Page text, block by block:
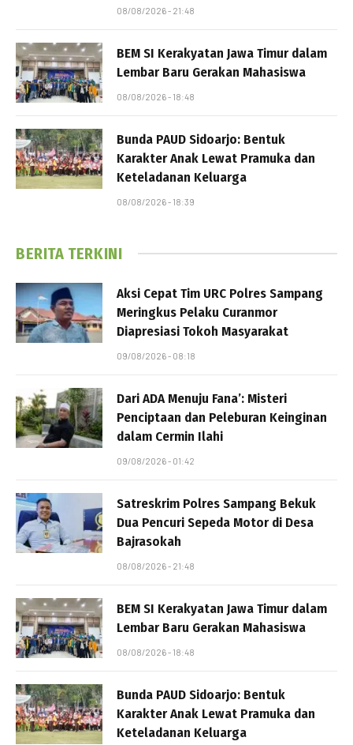
08/08/2026 - 21:48
BEM SI Kerakyatan Jawa Timur dalam
Lembar Baru Gerakan Mahasiswa
08/08/2026 - 18:48
Bunda PAUD Sidoarjo: Bentuk
Karakter Anak Lewat Pramuka dan
Keteladanan Keluarga
08/08/2026 - 18:39
BERITA TERKINI
Aksi Cepat Tim URC Polres Sampang
Meringkus Pelaku Curanmor
Diapresiasi Tokoh Masyarakat
09/08/2026 - 08:18
Dari ADA Menuju Fana’: Misteri
Penciptaan dan Peleburan Keinginan
dalam Cermin Ilahi
09/08/2026 - 01:42
Satreskrim Polres Sampang Bekuk
Dua Pencuri Sepeda Motor di Desa
Bajrasokah
08/08/2026 - 21:48
BEM SI Kerakyatan Jawa Timur dalam
Lembar Baru Gerakan Mahasiswa
08/08/2026 - 18:48
Bunda PAUD Sidoarjo: Bentuk
Karakter Anak Lewat Pramuka dan
Keteladanan Keluarga